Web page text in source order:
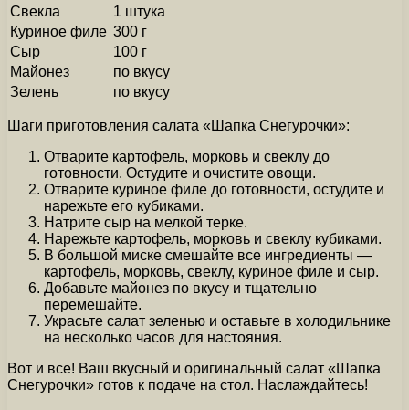
Свекла
1 штука
Куриное филе 300 г
Сыр
100 г
Майонез
по вкусу
Зелень
по вкусу
Шаги приготовления салата «Шапка Снегурочки»:
Отварите картофель, морковь и свеклу до
готовности. Остудите и очистите овощи.
Отварите куриное филе до готовности, остудите и
нарежьте его кубиками.
Натрите сыр на мелкой терке.
Нарежьте картофель, морковь и свеклу кубиками.
В большой миске смешайте все ингредиенты —
картофель, морковь, свеклу, куриное филе и сыр.
Добавьте майонез по вкусу и тщательно
перемешайте.
Украсьте салат зеленью и оставьте в холодильнике
на несколько часов для настояния.
Вот и все! Ваш вкусный и оригинальный салат «Шапка
Снегурочки» готов к подаче на стол. Наслаждайтесь!